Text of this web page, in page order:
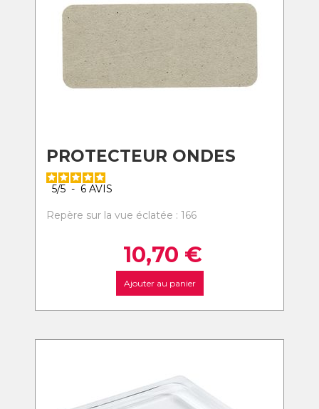
PROTECTEUR ONDES
5/5 - 6 AVIS
Repère sur la vue éclatée : 166
10,70 €
Ajouter au panier